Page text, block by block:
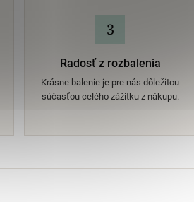
3
Radosť z rozbalenia
Krásne balenie je pre nás dôležitou
súčasťou celého zážitku z nákupu.